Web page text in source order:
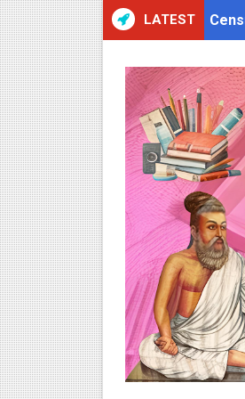
LATEST
அரசு
4th
2027